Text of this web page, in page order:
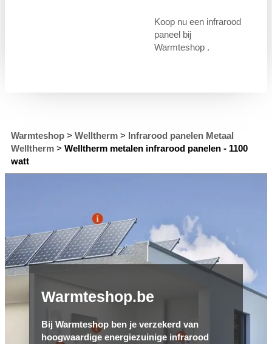
Koop nu een infrarood
paneel bij
Warmteshop .
Warmteshop > Welltherm > Infrarood panelen Metaal
Welltherm > Welltherm metalen infrarood panelen - 1100
watt
Warmteshop.be
Bij Warmteshop ben je verzekerd van
hoogwaardige energiezuinige infrarood